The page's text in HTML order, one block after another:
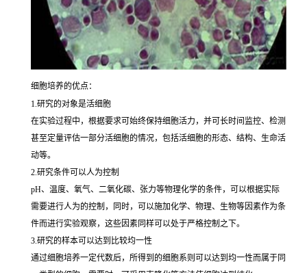
细胞培养的优点：
1.研究的对象是活细胞
在实验过程中，根据要求可始终保持细胞活力，并可长时间监控、检测
甚至定量评估一部分活细胞的情况，包括活细胞的形态、结构、生命活
动等。
2.研究条件可以人为控制
pH、温度、氧气、二氧化碳、张力等物理化学的条件，可以根据实际
需要进行人为的控制，同时，可以施加化学、物理、生物等因素作为条
件而进行实验观察，这些因素同样可以处于严格控制之下。
3.研究的样本可以达到比较均一性
通过细胞培养一定代数后，所得到的细胞系则可以达到均一性而属于同